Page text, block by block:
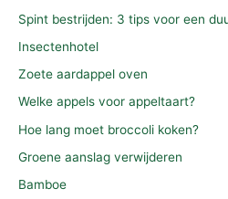
Spint bestrijden: 3 tips voor een
Insectenhotel
Zoete aardappel oven
Welke appels voor appeltaart?
Hoe lang moet broccoli koken?
Groene aanslag verwijderen
Bamboe